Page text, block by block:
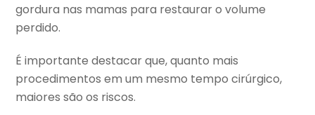
gordura nas mamas para restaurar o volume
perdido.
É importante destacar que, quanto mais
procedimentos em um mesmo tempo cirúrgico,
maiores são os riscos.